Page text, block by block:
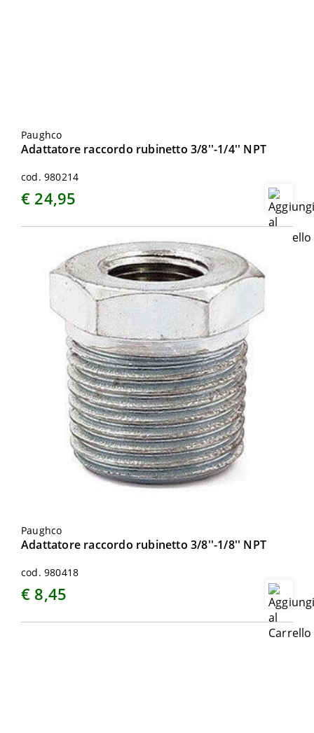
Paughco
Adattatore raccordo rubinetto 3/8''-1/4'' NPT
cod. 980214
€ 24,95
Paughco
Adattatore raccordo rubinetto 3/8''-1/8'' NPT
cod. 980418
€ 8,45